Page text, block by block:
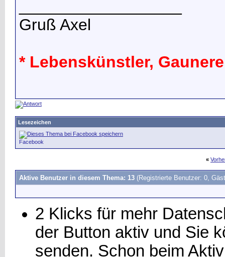
Gruß Axel
* Lebenskünstler,
Lesezeichen
Facebook
«
Aktive Benutzer in diesem Thema: 13 (Registrierte Benutzer: 0,
2 Klicks für mehr
der Button aktiv und Sie
senden. Schon beim